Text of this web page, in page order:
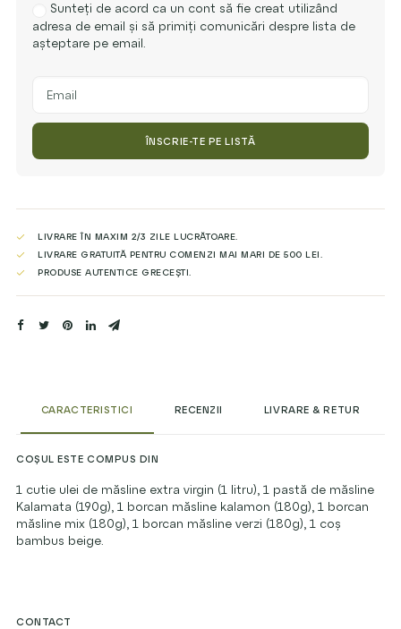
Sunteți de acord ca un cont să fie creat utilizând
adresa de email și să primiți comunicări despre lista de
așteptare pe email.
your
to
this
product
ÎNSCRIE-TE PE LISTĂ
LIVRARE ÎN MAXIM 2/3 ZILE LUCRĂTOARE.
LIVRARE GRATUITĂ PENTRU COMENZI MAI MARI DE 500 LEI.
PRODUSE AUTENTICE GRECEȘTI.
CARACTERISTICI RECENZII LIVRARE & RETUR
COȘUL ESTE COMPUS DIN
1 cutie ulei de măsline extra virgin (1 litru), 1 pastă de măsline
Kalamata (190g), 1 borcan măsline kalamon (180g), 1 borcan
măsline mix (180g), 1 borcan măsline verzi (180g), 1 coș
bambus beige.
CONTACT